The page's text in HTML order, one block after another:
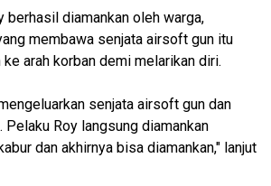
berhasil diamankan oleh warga,
membawa senjata airsoft gun itu
arah korban demi melarikan diri.
senjata airsoft gun dan
Pelaku Roy langsung diamankan
dan akhirnya bisa diamankan," lanjut